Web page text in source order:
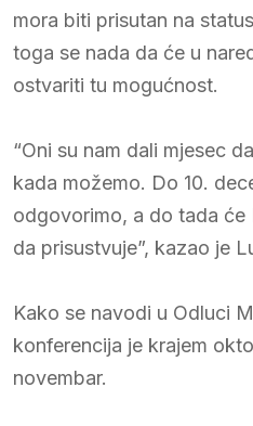
mora biti prisutan na
toga se nada da će u
ostvariti tu mogućnost.
“Oni su nam dali mjesec
kada možemo. Do 10.
odgovorimo, a do tada
da prisustvuje”, kazao je
Kako se navodi u Odluci
konferencija je krajem
novembar.